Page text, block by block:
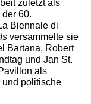
zuletzt als
60.
Biennale di
versammelte sie
Bartana, Robert
und Jan St.
als
und politische